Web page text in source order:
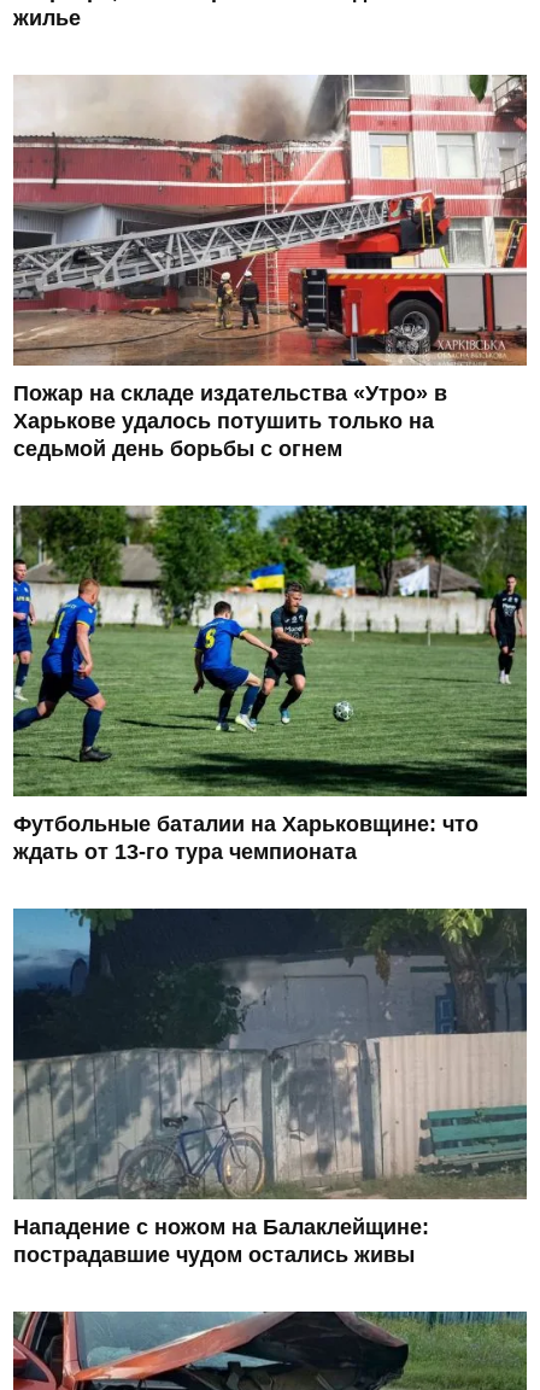
жилье
Пожар на складе издательства «Утро» в
Харькове удалось потушить только на
седьмой день борьбы с огнем
Футбольные баталии на Харьковщине: что
ждать от 13-го тура чемпионата
Нападение с ножом на Балаклейщине:
пострадавшие чудом остались живы